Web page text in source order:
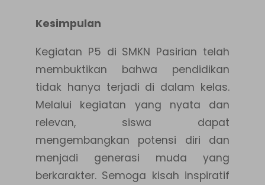
Kesimpulan
Kegiatan P5 di SMKN Pasirian telah
membuktikan bahwa pendidikan
tidak hanya terjadi di dalam kelas.
Melalui kegiatan yang nyata dan
relevan, siswa dapat
mengembangkan potensi diri dan
menjadi generasi muda yang
berkarakter. Semoga kisah inspiratif